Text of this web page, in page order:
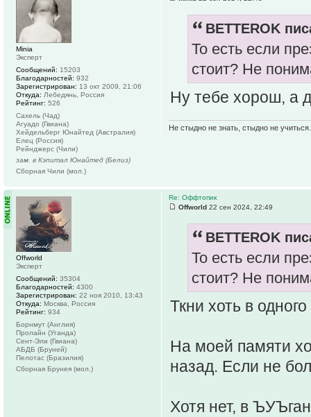
BETTEROK
То есть если
стоит? Не
Ну тебе хорош, а
Не стыдно не знать, стыдно не
Minia
Эксперт
Сообщений: 15203
Благодарностей: 932
Зарегистрирован: 13 окт 2009, 21:06
Откуда: Лебедянь, Россия
Рейтинг: 526
Сахель (Чад)
Агуадо (Гвиана)
Хейдельберг Юнайтед (Австралия)
Елец (Россия)
Рейнджерс (Чили)
зам. в Кэпитал Юнайтед (Белиз)
Сборная Чили (мол.)
Re: Оффтопик
Offworld 22 сен 2024, 22:49
BETTEROK
То есть если
стоит? Не
Ткни хоть в
На моей памяти
назад. Если не
Хотя нет, в
Offworld
Эксперт
Сообщений: 35304
Благодарностей: 4300
Зарегистрирован: 22 ноя 2010, 13:43
Откуда: Москва, Россия
Рейтинг: 934
Борнмут (Англия)
Пролайн (Уганда)
Сент-Эли (Гвиана)
АБДБ (Бруней)
Пелотас (Бразилия)
Сборная Брунея (мол.)